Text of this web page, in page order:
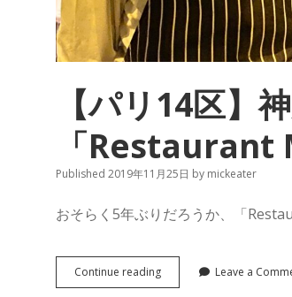
【パリ14区】
「Restaurant
Published 2019年11月25日 by mickeater
おそらく5年ぶりだろうか、「
Continue reading【パ
リ
Leave a